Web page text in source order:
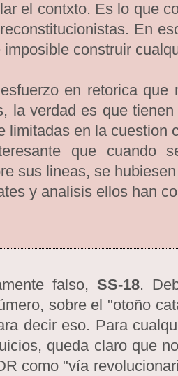
el contxto. Es lo que
En
construir
en retorica que
la verdad es que
limitadas en la cuestion
que cuando
sus lineas, se
y analisis ellos han
falso, SS-18.
sobre el "otoño
decir eso. Para
queda claro que
como "vía